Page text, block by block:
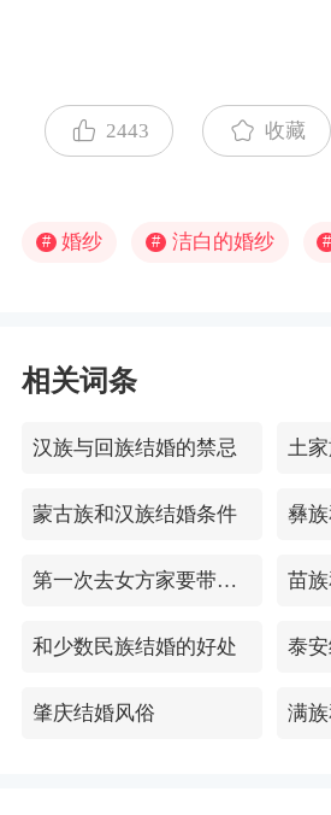
2443 收藏
# 婚纱 # 洁白的婚纱 #
相关词条
汉族与回族结婚的禁忌 土
蒙古族和汉族结婚条件 彝
第一次去女方家要带哪4件礼品 苗
和少数民族结婚的好处 泰
肇庆结婚风俗 满